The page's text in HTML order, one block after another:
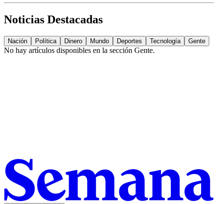
Noticias Destacadas
Nación Política Dinero Mundo Deportes Tecnología Gente
No hay artículos disponibles en la sección Gente.